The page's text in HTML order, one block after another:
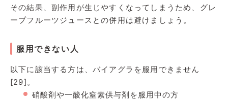
その結果、副作用が生じやすくなってしまうため、グレ
ープフルーツジュースとの併用は避けましょう。
服用できない人
以下に該当する方は、バイアグラを服用できません
[29]。
硝酸剤や一酸化窒素供与剤を服用中の方